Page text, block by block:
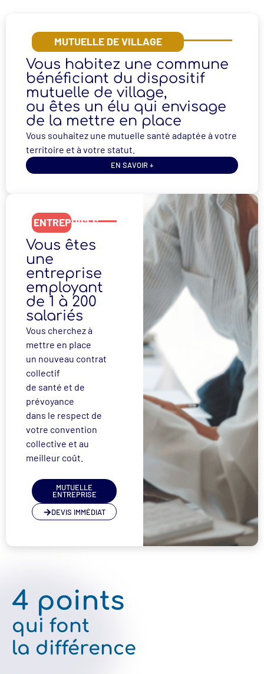
MUTUELLE DE VILLAGE
Vous habitez une commune
bénéficiant du dispositif
mutuelle de village,
ou êtes un élu qui envisage
de la mettre en place
Vous souhaitez une mutuelle santé adaptée à votre
territoire et à votre statut.
EN SAVOIR +
ENTREPRISES
Vous êtes
une
entreprise
employant
de 1 à 200
salariés
Vous cherchez à
mettre en place
un nouveau contrat
collectif
de santé et de
prévoyance
dans le respect de
votre convention
collective et au
meilleur coût.
MUTUELLE
ENTREPRISE
DEVIS IMMÉDIAT
4 points
qui font
la différence